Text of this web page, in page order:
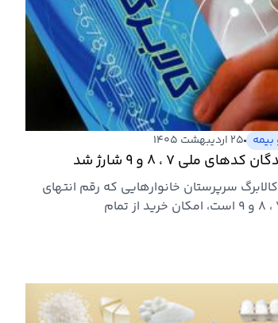
۲۵ اردیبهشت ۱۴۰۵
ملی ۷ ، ۸ و ۹ شارژ شد
سرپرستان خانوارهایی که رقم انتهای
کد ملی آنها ۷ ، ۸ و ۹ است، امکان خرید از تمام